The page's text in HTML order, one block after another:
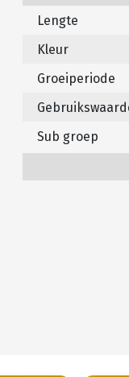
Lengte
Kleur
Groeiperiode
Sub groep